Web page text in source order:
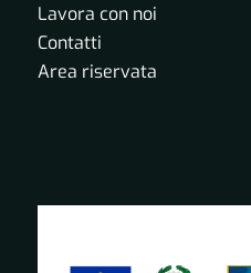
Lavora con noi
Contatti
Area riservata